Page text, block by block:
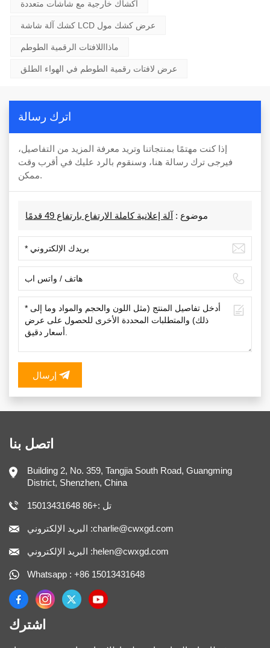
أكشاك خارجية مع شاشات متعددة
كشك آلة شاشة LCD عرض كشك مول
ماذااللافتات الرقمية الطوطم
عرض لافتات رقمية الطوطم في الهواء الطلق
اترك رسالة
إذا كنت مهتمًا بمنتجاتنا وتريد معرفة المزيد من التفاصيل،
فيرجى ترك رسالة هنا، وسنقوم بالرد عليك في أقرب وقت
ممكن.
موضوع : آلة إعلانية كاملة الارتفاع بارتفاع 49 قدمًا
إرسال
اتصل بنا
Building 2, No. 359, Tangjia South Road, Guangming
District, Shenzhen, China
تل :+86 15013431648
البريد الإلكتروني :charlie@cwxgd.com
البريد الإلكتروني :helen@cwxgd.com
Whatsapp : +86 15013431648
اشترك